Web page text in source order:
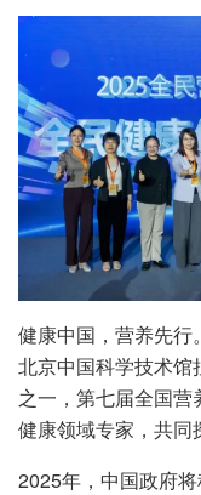
健康中国，营养先
北京中国科学技术馆
之一，第七届全国
健康领域专家，共同
2025年，中国政府